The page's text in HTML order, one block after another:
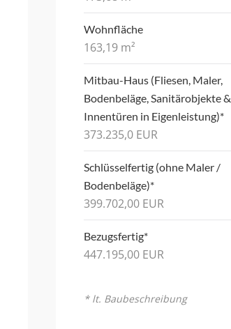
Wohnfläche
163,19 m²
Mitbau-Haus (Fliesen, Maler,
Bodenbeläge, Sanitärobjekte &
Innentüren in Eigenleistung)*
373.235,0 EUR
Schlüsselfertig (ohne Maler /
Bodenbeläge)*
399.702,00 EUR
Bezugsfertig*
447.195,00 EUR
* lt. Baubeschreibung